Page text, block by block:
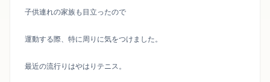
子供連れの家族も目立ったので
運動する際、特に周りに気をつけました。
最近の流行りはやはりテニス。